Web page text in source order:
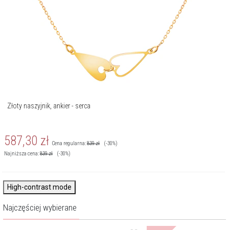
Złoty naszyjnik, ankier - serca
587,30 zł Cena regularna:839zł
(-30%)
Najniższa cena:839zł (-30%)
High-contrast mode
Najczęściej wybierane